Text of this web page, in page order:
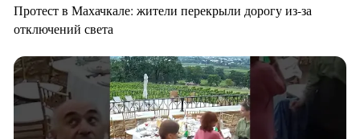
Протест в Махачкале: жители перекрыли дорогу из-за
отключений света